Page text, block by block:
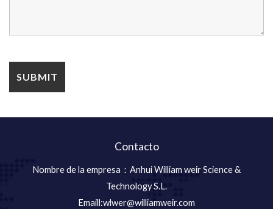
Contacto
Nombre de la empresa：Anhui William weir Science &
Technology S.L.
Emaill:wlwer@williamweir.com